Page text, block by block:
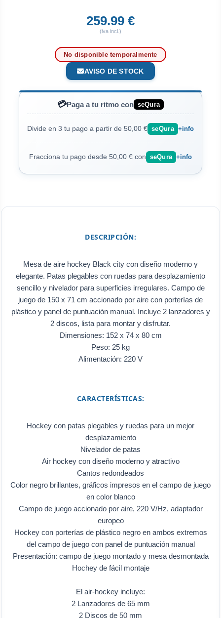
259.99 €
(iva incl.)
No disponible temporalmente
AVISO DE STOCK
💳Paga a tu ritmo con seQura
Divide en 3 tu pago a partir de 50,00 € seQura +info
Fracciona tu pago desde 50,00 € con seQura +info
DESCRIPCIÓN:
Mesa de aire hockey Black city con diseño moderno y
elegante. Patas plegables con ruedas para desplazamiento
sencillo y nivelador para superficies irregulares. Campo de
juego de 150 x 71 cm accionado por aire con porterías de
plástico y panel de puntuación manual. Incluye 2 lanzadores y
2 discos, lista para montar y disfrutar.
Dimensiones: 152 x 74 x 80 cm
Peso: 25 kg
Alimentación: 220 V
CARACTERÍSTICAS:
Hockey con patas plegables y ruedas para un mejor
desplazamiento
Nivelador de patas
Air hockey con diseño moderno y atractivo
Cantos redondeados
Color negro brillantes, gráficos impresos en el campo de juego
en color blanco
Campo de juego accionado por aire, 220 V/Hz, adaptador
europeo
Hockey con porterías de plástico negro en ambos extremos
del campo de juego con panel de puntuación manual
Presentación: campo de juego montado y mesa desmontada
Hochey de fácil montaje
El air-hockey incluye:
2 Lanzadores de 65 mm
2 Discos de 50 mm